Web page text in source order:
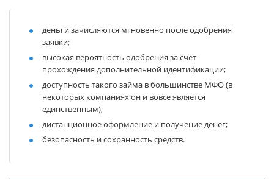
деньги зачисляются мгновенно после одобрения
заявки;
высокая вероятность одобрения за счет
прохождения дополнительной идентификации;
доступность такого займа в большинстве МФО (в
некоторых компаниях он и вовсе является
единственным);
дистанционное оформление и получение денег;
безопасность и сохранность средств.